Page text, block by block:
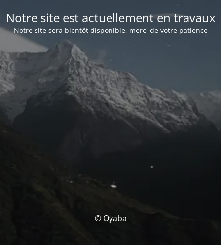
Notre site est actuellement en travaux
Notre site sera bientôt disponible, merci de votre patience
© Oyaba